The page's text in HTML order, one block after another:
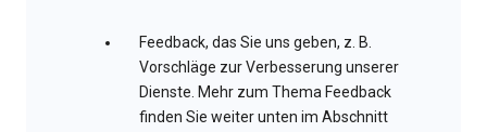
Feedback, das Sie uns geben, z. B.
Vorschläge zur Verbesserung unserer
Dienste. Mehr zum Thema Feedback
finden Sie weiter unten im Abschnitt